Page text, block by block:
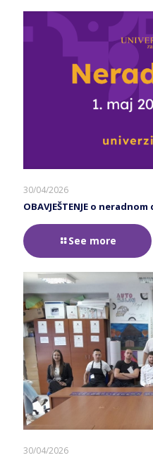
30/04/2026
OBAVJEŠTENJE o neradnom
See more
30/04/2026